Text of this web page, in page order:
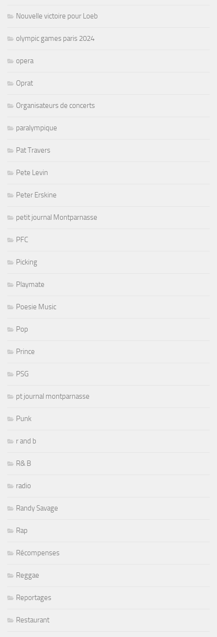
Nouvelle victoire pour Loeb
olympic games paris 2024
opera
Oprat
Organisateurs de concerts
paralympique
Pat Travers
Pete Levin
Peter Erskine
petit journal Montparnasse
PFC
Picking
Playmate
Poesie Music
Pop
Prince
PSG
pt journal montparnasse
Punk
r and b
R& B
radio
Randy Savage
Rap
Récompenses
Reggae
Reportages
Restaurant